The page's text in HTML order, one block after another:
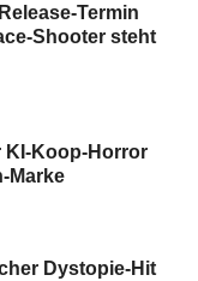
Termin
Shooter steht
KI-Koop-Horror
Marke
Dystopie-Hit